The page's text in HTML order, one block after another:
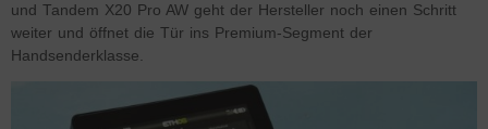
und Tandem X20 Pro AW geht der Hersteller noch einen Schritt
weiter und öffnet die Tür ins Premium-Segment der
Handsenderklasse.